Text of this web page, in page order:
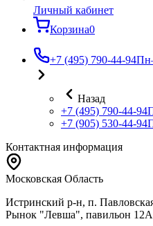
Личный кабинет
Корзина0
+7 (495) 790-44-94
Назад
+7 (495) 790-44-94
+7 (905) 530-44-94
Контактная информация
Московская Область
Истринский р-н, п.
Рынок "Левша", павильон 12A